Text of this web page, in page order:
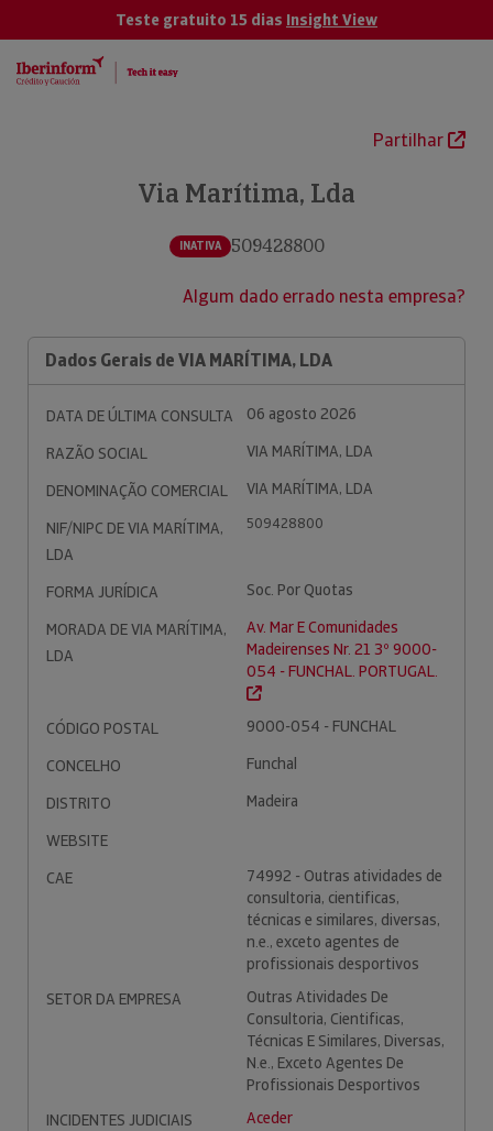
Teste gratuito 15 dias Insight View
Partilhar
Via Marítima, Lda
INATIVA 509428800
Algum dado errado nesta empresa?
Dados Gerais de VIA MARÍTIMA, LDA
DATA DE ÚLTIMA CONSULTA
06 agosto 2026
RAZÃO SOCIAL
VIA MARÍTIMA, LDA
DENOMINAÇÃO COMERCIAL
VIA MARÍTIMA, LDA
NIF/NIPC DE VIA MARÍTIMA,
LDA
509428800
FORMA JURÍDICA
Soc. Por Quotas
MORADA DE VIA MARÍTIMA,
LDA
Av. Mar E Comunidades
Madeirenses Nr. 21 3º 9000-
054 - FUNCHAL. PORTUGAL.
CÓDIGO POSTAL
9000-054 - FUNCHAL
CONCELHO
Funchal
DISTRITO
Madeira
WEBSITE
CAE
74992 - Outras atividades de
consultoria, cientificas,
técnicas e similares, diversas,
n.e., exceto agentes de
profissionais desportivos
SETOR DA EMPRESA
Outras Atividades De
Consultoria, Cientificas,
Técnicas E Similares, Diversas,
N.e., Exceto Agentes De
Profissionais Desportivos
INCIDENTES JUDICIAIS
Aceder